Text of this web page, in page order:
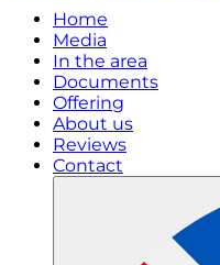
Home
Media
In the area
Documents
Offering
About us
Reviews
Contact